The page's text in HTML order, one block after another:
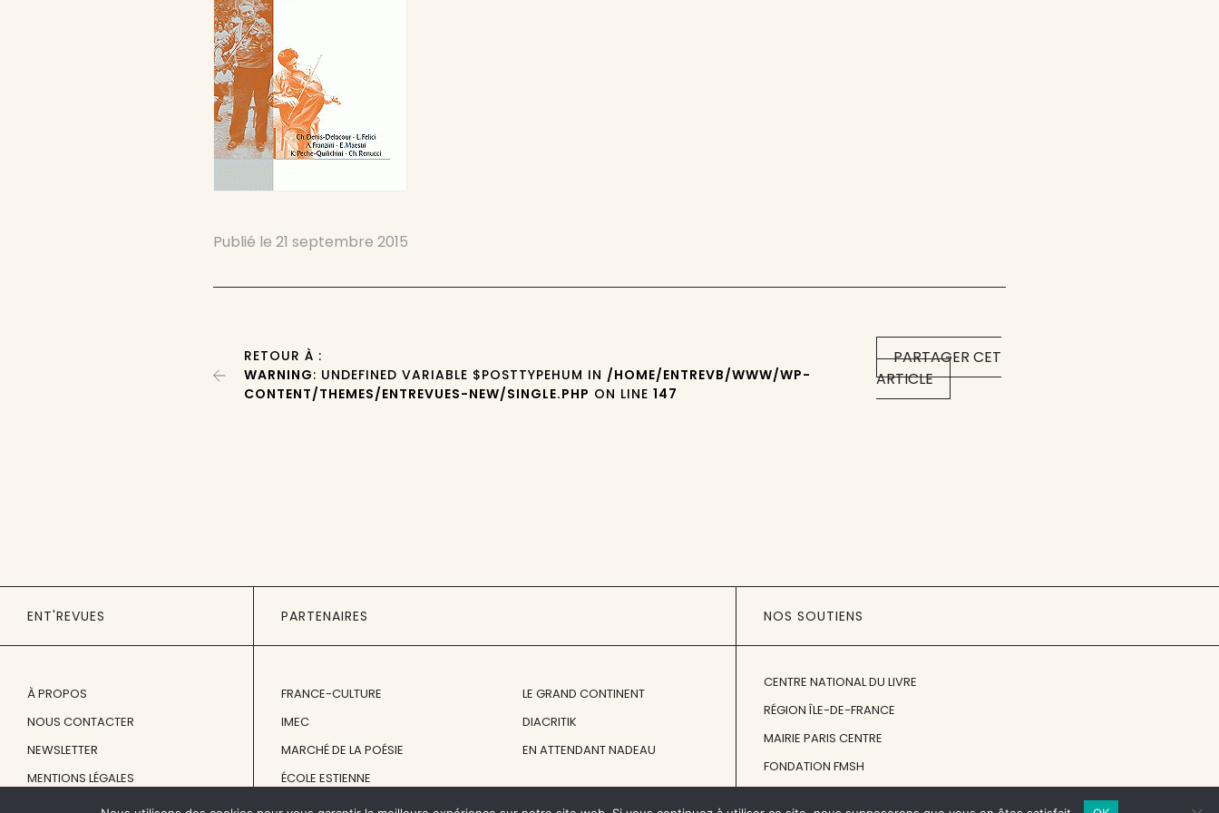
Publié le21 septembre 2015
PARTAGER CET
ARTICLE
RETOUR À :
WARNING: UNDEFINED VARIABLE $POSTTYPEHUM IN /HOME/ENTREVB/WWW/WP-
CONTENT/THEMES/ENTREVUES-NEW/SINGLE.PHP ON LINE147
ENT'REVUES
À PROPOS
NOUS CONTACTER
NEWSLETTER
MENTIONS LÉGALES
PARTENAIRES
FRANCE-CULTURE
IMEC
MARCHÉ DE LA POÉSIE
ÉCOLE ESTIENNE
LE GRAND CONTINENT
DIACRITIK
EN ATTENDANT NADEAU
NOS SOUTIENS
CENTRE NATIONAL DU LIVRE
RÉGION ÎLE-DE-FRANCE
MAIRIE PARIS CENTRE
FONDATION FMSH